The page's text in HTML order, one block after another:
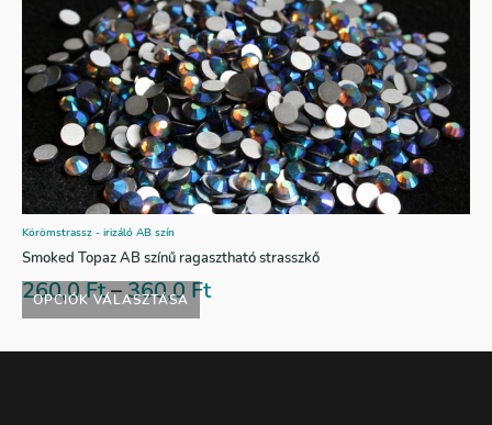
OPCIÓK VÁLASZTÁSA
Körömstrassz - irizáló AB szín
Smoked Topaz AB színű ragasztható strasszkő
260,0Ft–360,0Ft